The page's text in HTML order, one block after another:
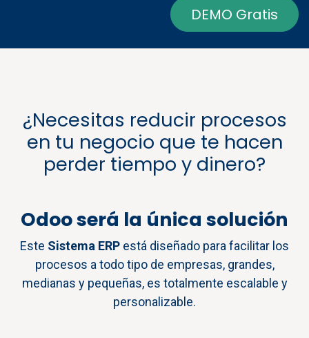
DEMO Gratis
¿Necesitas reducir procesos
en tu negocio que te hacen
perder tiempo y dinero?
Odoo será la única solución
Este Sistema ERP está diseñado para facilitar los
procesos a todo tipo de empresas, grandes,
medianas y pequeñas, es totalmente escalable y
personalizable.